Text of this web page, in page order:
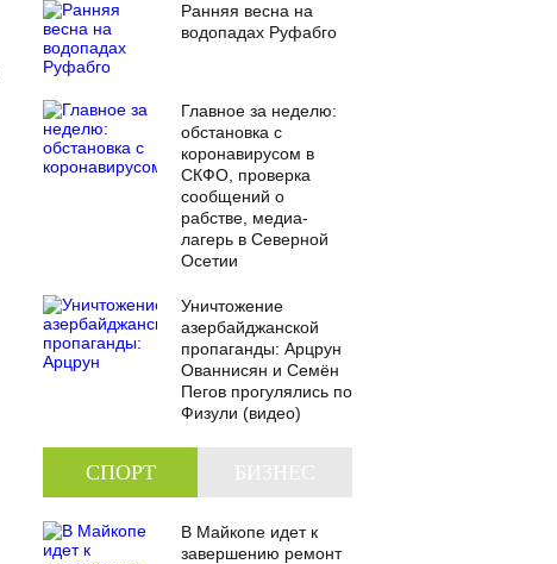
Ранняя весна на
водопадах Руфабго
Главное за неделю:
обстановка с
коронавирусом в
СКФО, проверка
сообщений о
рабстве, медиа-
лагерь в Северной
Осетии
Уничтожение
азербайджанской
пропаганды: Арцрун
Ованнисян и Семён
Пегов прогулялись по
Физули (видео)
СПОРТ
В Майкопе идет к
завершению ремонт